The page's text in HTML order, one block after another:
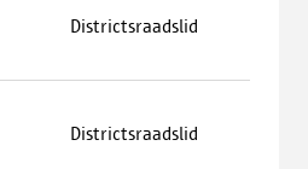
Districtsraadslid
Districtsraadslid